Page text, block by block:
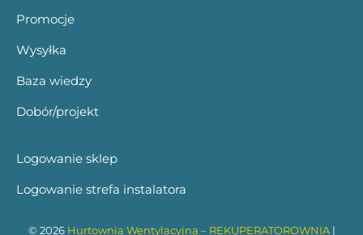
Promocje
Wysyłka
Baza wiedzy
Dobór/projekt
Logowanie sklep
Logowanie strefa instalatora
© 2026 Hurtownia Wentylacyjna – REKUPERATOROWNIA|